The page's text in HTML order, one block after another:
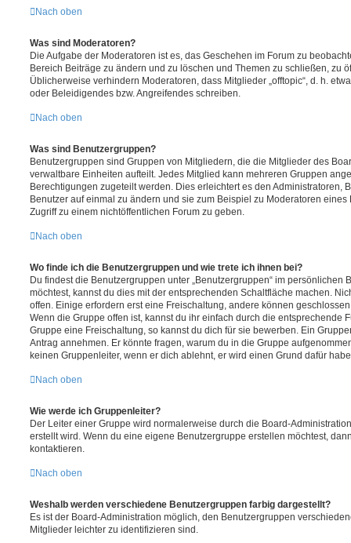
Nach oben
Was sind Moderatoren?
Die Aufgabe der Moderatoren ist es, das Geschehen im Forum zu
Bereich Beiträge zu ändern und zu löschen und Themen zu schließen, zu
Üblicherweise verhindern Moderatoren, dass Mitglieder „offtopic“, d. h.
oder Beleidigendes bzw. Angreifendes schreiben.
Nach oben
Was sind Benutzergruppen?
Benutzergruppen sind Gruppen von Mitgliedern, die die Mitglieder des
verwaltbare Einheiten aufteilt. Jedes Mitglied kann mehreren Gruppen
Berechtigungen zugeteilt werden. Dies erleichtert es den Administratoren,
Benutzer auf einmal zu ändern und sie zum Beispiel zu Moderatoren
Zugriff zu einem nichtöffentlichen Forum zu geben.
Nach oben
Wo finde ich die Benutzergruppen und wie trete ich ihnen bei?
Du findest die Benutzergruppen unter „Benutzergruppen“ im persönlichen
möchtest, kannst du dies mit der entsprechenden Schaltfläche machen.
offen. Einige erfordern erst eine Freischaltung, andere können
Wenn die Gruppe offen ist, kannst du ihr einfach durch die entsprechende
Gruppe eine Freischaltung, so kannst du dich für sie bewerben. Ein
Antrag annehmen. Er könnte fragen, warum du in die Gruppe
keinen Gruppenleiter, wenn er dich ablehnt, er wird einen Grund dafür
Nach oben
Wie werde ich Gruppenleiter?
Der Leiter einer Gruppe wird normalerweise durch die Board-
erstellt wird. Wenn du eine eigene Benutzergruppe erstellen möchtest,
kontaktieren.
Nach oben
Weshalb werden verschiedene Benutzergruppen farbig dargestellt?
Es ist der Board-Administration möglich, den Benutzergruppen
Mitglieder leichter zu identifizieren sind.